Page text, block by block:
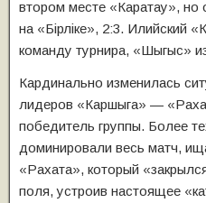
втором месте «Каратау», но
на «Бiрлiке», 2:3. Илийский
команду турнира, «Шыгыс»
Кардинально изменилась
лидеров «Каршыга» —
победитель группы. Более
доминировали весь матч,
«Рахата», который
поля, устроив настоящее